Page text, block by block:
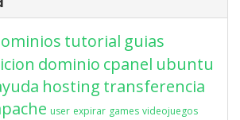
tutorial guias
dominio cpanel ubuntu
hosting transferencia
user expirar games videojuegos